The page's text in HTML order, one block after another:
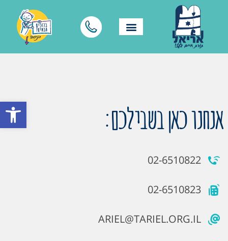
פתח אנחנו כאן בשבילכם:
02-6510822
02-6510823
ARIEL@TARIEL.ORG.IL